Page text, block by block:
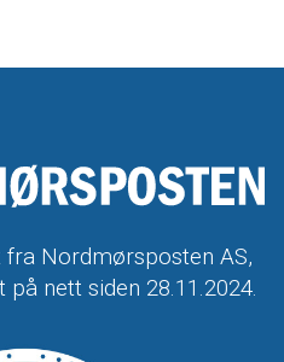
Nordmørsposten AS,
nett siden 28.11.2024.